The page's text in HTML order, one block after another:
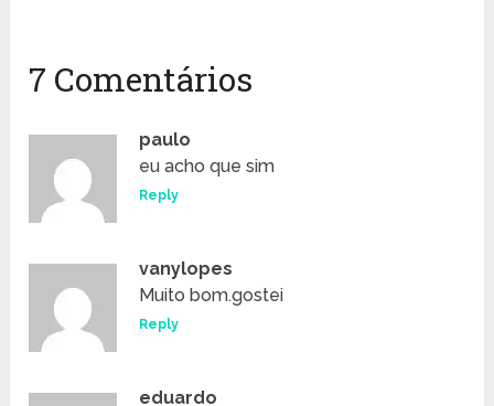
7 Comentários
paulo
eu acho que sim
Reply
vanylopes
Muito bom.gostei
Reply
eduardo